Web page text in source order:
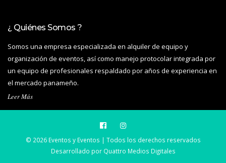
¿ Quiénes Somos ?
Somos una empresa especializada en alquiler de equipo y
organización de eventos, así como manejo protocolar integrada por
un equipo de profesionales respaldado por años de experiencia en
el mercado panameño.
Leer Más
© 2026 Eventos y Eventos | Todos los derechos reservados
Desarrollado por Quattro Medios Digitales